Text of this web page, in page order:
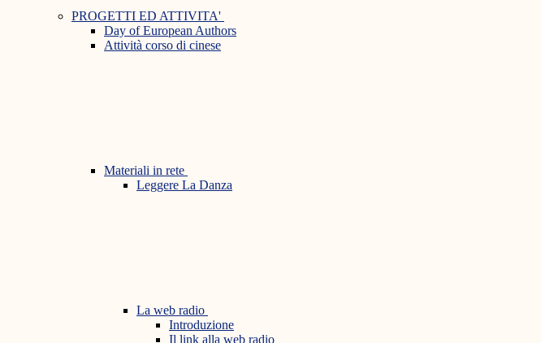
PROGETTI ED ATTIVITA'
Day of European Authors
Attività corso di cinese
Materiali in rete
Leggere La Danza
La web radio
Introduzione
Il link alla web radio